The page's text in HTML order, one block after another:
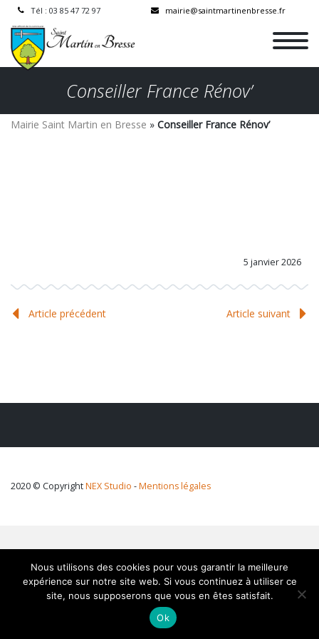
Tél : 03 85 47 72 97 mairie@saintmartinenbresse.fr
Conseiller France Rénov’
Mairie Saint Martin en Bresse » Conseiller France Rénov’
5 janvier 2026
Article précédent Article suivant
2020 © CopyrightNEX Studio -Mentions légales
Nous utilisons des cookies pour vous garantir la meilleure
expérience sur notre site web. Si vous continuez à utiliser ce
site, nous supposerons que vous en êtes satisfait.
Ok